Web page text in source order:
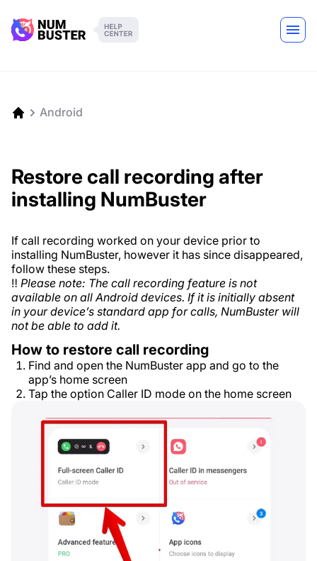
Android
Restore call recording after
installing NumBuster
If call recording worked on your device prior to
installing NumBuster, however it has since disappeared,
follow these steps.
‼️ Please note: The call recording feature is not
available on all Android devices. If it is initially absent
in your device’s standard app for calls, NumBuster will
not be able to add it.
How to restore call recording
Find and open the NumBuster app and go to the
app’s home screen
Tap the option Caller ID mode on the home screen